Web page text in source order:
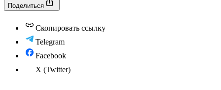
Поделиться
Скопировать ссылку
Telegram
Facebook
X (Twitter)